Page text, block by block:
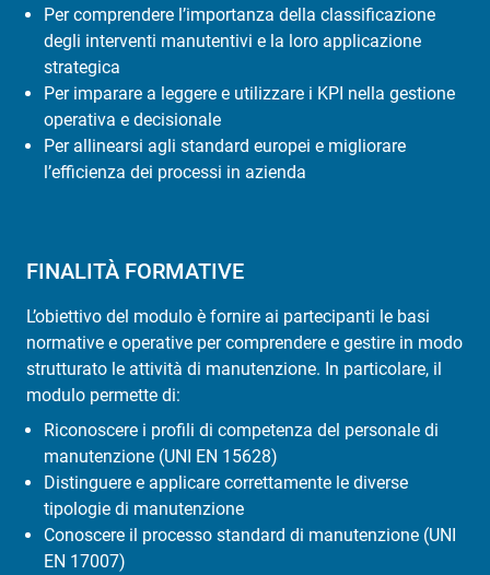
Per comprendere l’importanza della classificazione
degli interventi manutentivi e la loro applicazione
strategica
Per imparare a leggere e utilizzare i KPI nella gestione
operativa e decisionale
Per allinearsi agli standard europei e migliorare
l’efficienza dei processi in azienda
FINALITÀ FORMATIVE
L’obiettivo del modulo è fornire ai partecipanti le basi
normative e operative per comprendere e gestire in modo
strutturato le attività di manutenzione. In particolare, il
modulo permette di:
Riconoscere i profili di competenza del personale di
manutenzione (UNI EN 15628)
Distinguere e applicare correttamente le diverse
tipologie di manutenzione
Conoscere il processo standard di manutenzione (UNI
EN 17007)